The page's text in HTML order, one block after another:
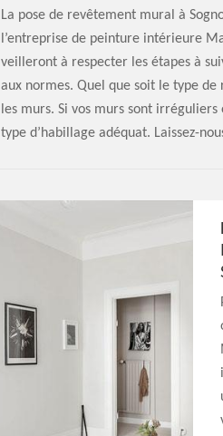
La pose de revêtement mural à
l’entreprise de peinture intérieure
veilleront à respecter les étapes à
aux normes. Quel que soit le type
les murs. Si vos murs sont
type d’habillage adéquat. Laissez-